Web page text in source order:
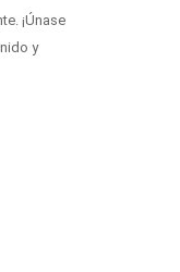
¡Únase
y